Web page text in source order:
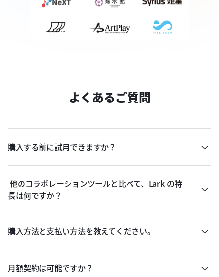
よくあるご質問
購入する前に試用できますか？
長は何ですか？
購入方法と支払い方法を教えてください。
月額契約は可能ですか？